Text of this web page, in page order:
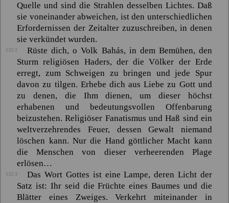
Quelle und sind die Strahlen desselben Lichtes. Daß
sie voneinander abweichen, ist den unterschiedlichen
Erfordernissen der Zeitalter zuzuschreiben, in denen
sie verkündet wurden.
132:2 Rüste dich, o Volk Bahás, in dem Bemühen, den
Sturm religiösen Haders, der die Völker der Erde
erregt, zum Schweigen zu bringen und jede Spur
davon zu tilgen. Erhebe dich aus Liebe zu Gott und
zu denen, die Ihm dienen, um dieser höchst
erhabenen und bedeutungsvollen Offenbarung
beizustehen. Religiöser Fanatismus und Haß sind ein
weltverzehrendes Feuer, dessen Gewalt niemand
löschen kann. Nur die Hand göttlicher Macht kann
die Menschen von dieser verheerenden Plage
erlösen…
132:3
Das Wort Gottes ist eine Lampe, deren Licht der
Satz ist: Ihr seid die Früchte eines Baumes und die
Blätter eines Zweiges. Verkehrt miteinander in